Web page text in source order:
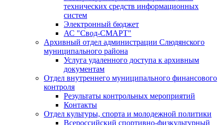
технических средств информационных
систем
Электронный бюджет
АС "Свод-СМАРТ"
Архивный отдел администрации Слюдянского
муниципального района
Услуга удаленного доступа к архивным
документам
Отдел внутреннего муниципального финансового
контроля
Результаты контрольных мероприятий
Контакты
Отдел культуры, спорта и молодежной политики
Всероссийский спортивно-физкультурный